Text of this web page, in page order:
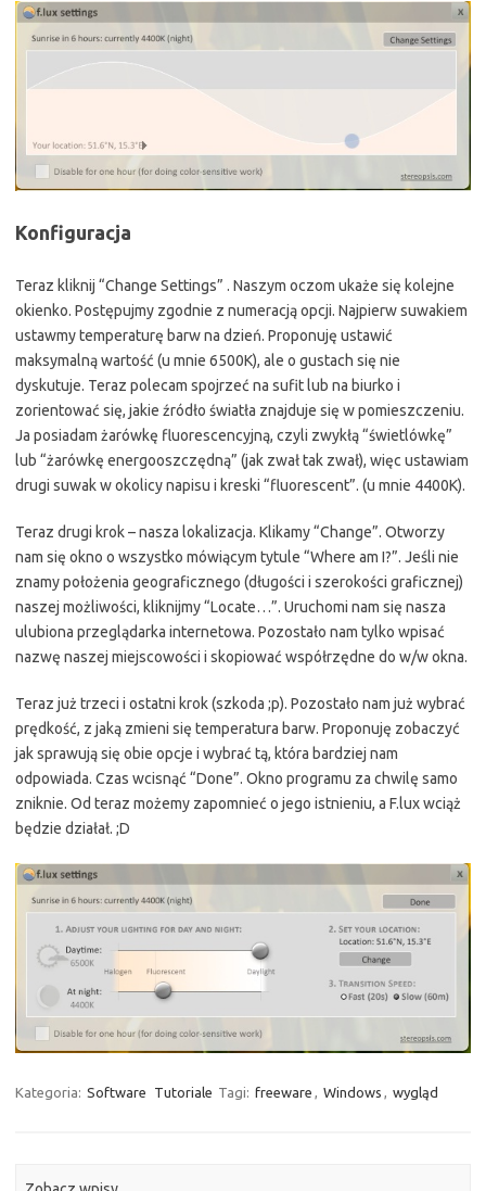
Konfiguracja
Teraz kliknij “Change Settings” . Naszym oczom ukaże się kolejne
okienko. Postępujmy zgodnie z numeracją opcji. Najpierw suwakiem
ustawmy temperaturę barw na dzień. Proponuję ustawić
maksymalną wartość (u mnie 6500K), ale o gustach się nie
dyskutuje. Teraz polecam spojrzeć na sufit lub na biurko i
zorientować się, jakie źródło światła znajduje się w pomieszczeniu.
Ja posiadam żarówkę fluorescencyjną, czyli zwykłą “świetlówkę”
lub “żarówkę energooszczędną” (jak zwał tak zwał), więc ustawiam
drugi suwak w okolicy napisu i kreski “fluorescent”. (u mnie 4400K).
Teraz drugi krok – nasza lokalizacja. Klikamy “Change”. Otworzy
nam się okno o wszystko mówiącym tytule “Where am I?”. Jeśli nie
znamy położenia geograficznego (długości i szerokości graficznej)
naszej możliwości, kliknijmy “Locate…”. Uruchomi nam się nasza
ulubiona przeglądarka internetowa. Pozostało nam tylko wpisać
nazwę naszej miejscowości i skopiować współrzędne do w/w okna.
Teraz już trzeci i ostatni krok (szkoda ;p). Pozostało nam już wybrać
prędkość, z jaką zmieni się temperatura barw. Proponuję zobaczyć
jak sprawują się obie opcje i wybrać tą, która bardziej nam
odpowiada. Czas wcisnąć “Done”. Okno programu za chwilę samo
zniknie. Od teraz możemy zapomnieć o jego istnieniu, a F.lux wciąż
będzie działał. ;D
Kategoria: Software Tutoriale Tagi: freeware , Windows , wygląd